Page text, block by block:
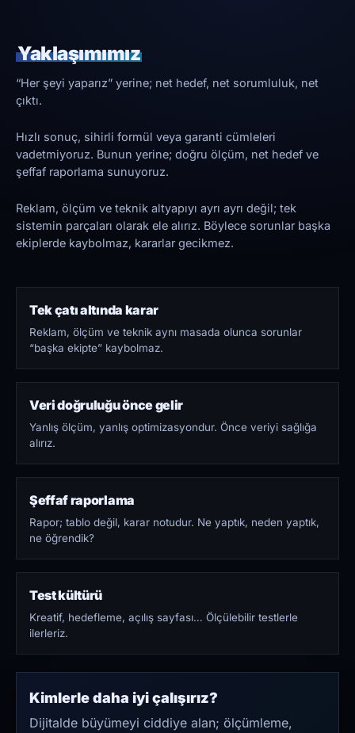
Yaklaşımımız
“Her şeyi yaparız” yerine; net hedef, net sorumluluk, net
çıktı.
Hızlı sonuç, sihirli formül veya garanti cümleleri
vadetmiyoruz. Bunun yerine; doğru ölçüm, net hedef ve
şeffaf raporlama sunuyoruz.
Reklam, ölçüm ve teknik altyapıyı ayrı ayrı değil; tek
sistemin parçaları olarak ele alırız. Böylece sorunlar başka
ekiplerde kaybolmaz, kararlar gecikmez.
Tek çatı altında karar
Reklam, ölçüm ve teknik aynı masada olunca sorunlar
“başka ekipte” kaybolmaz.
Veri doğruluğu önce gelir
Yanlış ölçüm, yanlış optimizasyondur. Önce veriyi sağlığa
alırız.
Şeffaf raporlama
Rapor; tablo değil, karar notudur. Ne yaptık, neden yaptık,
ne öğrendik?
Test kültürü
Kreatif, hedefleme, açılış sayfası… Ölçülebilir testlerle
ilerleriz.
Kimlerle daha iyi çalışırız?
Dijitalde büyümeyi ciddiye alan; ölçümleme,